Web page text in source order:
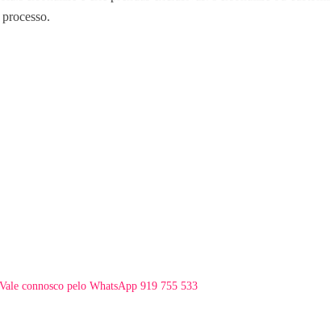
connosco pelo WhatsApp 919 755 533